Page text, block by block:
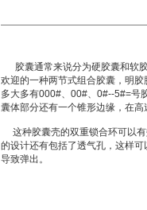
胶囊通常来说分为硬胶囊和软胶
欢迎的一种两节式组合胶囊，明
多大多有000#、00#、0#--5#=号
囊体部分还有一个锥形边缘，在高
这种胶囊壳的双重锁合环可以有
的设计还有包括了透气孔，这样
导致弹出。